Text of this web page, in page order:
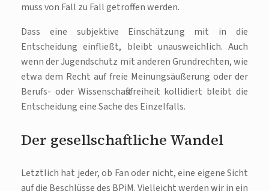
muss von Fall zu Fall getroffen werden.
Dass eine subjektive Einschätzung mit in die
Entscheidung einfließt, bleibt unausweichlich. Auch
wenn der Jugendschutz mit anderen Grundrechten, wie
etwa dem Recht auf freie Meinungsäußerung oder der
Berufs- oder Wissenschaftsfreiheit kollidiert bleibt die
Entscheidung eine Sache des Einzelfalls.
Der gesellschaftliche Wandel
Letztlich hat jeder, ob Fan oder nicht, eine eigene Sicht
auf die Beschlüsse des BPjM. Vielleicht werden wir in ein